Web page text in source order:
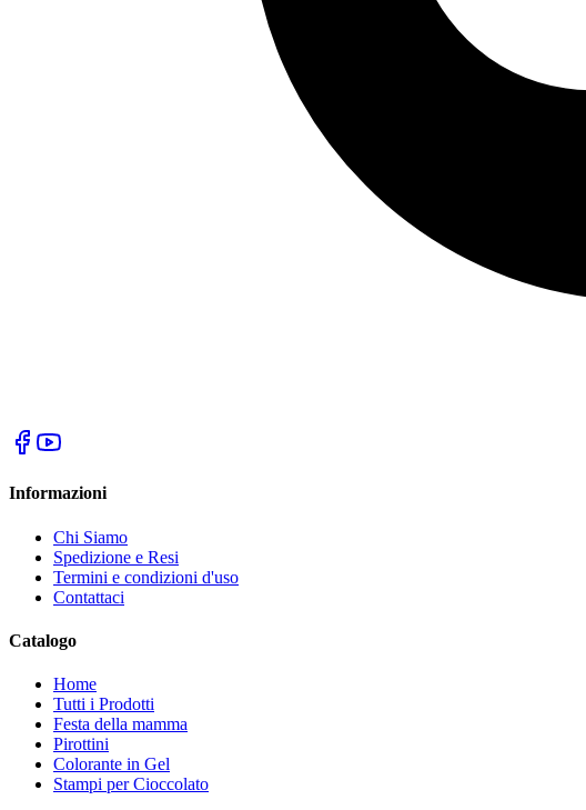
Informazioni
Chi Siamo
Spedizione e Resi
Termini e condizioni d'uso
Contattaci
Catalogo
Home
Tutti i Prodotti
Festa della mamma
Pirottini
Colorante in Gel
Stampi per Cioccolato